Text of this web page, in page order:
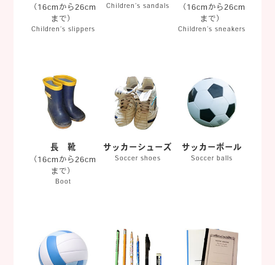
（16cmから26cm
まで）
Children’s slippers
Children’s sandals
（16cmから26cm
まで）
Children’s sneakers
長 靴
（16cmから26cm
まで）
Boot
サッカーシューズ
Soccer shoes
サッカーボール
Soccer balls